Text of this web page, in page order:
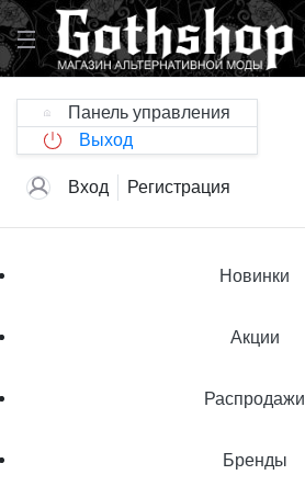
Панель управления
Выход
Вход Регистрация
Новинки
Акции
Распродажи
Бренды